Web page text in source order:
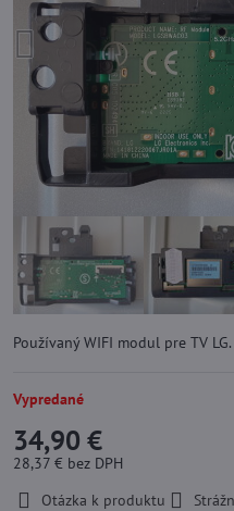
Používaný WIFI modul pre TV LG.
Vypredané
34,90 €
28,37 € bez DPH
Otázka k produktu